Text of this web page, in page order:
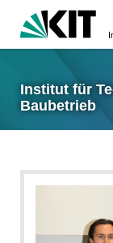
Institut für
Baubetrieb